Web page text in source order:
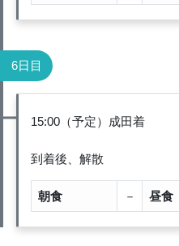
6日目
15:00（予定）成田着
到着後、解散
朝食 － 昼食